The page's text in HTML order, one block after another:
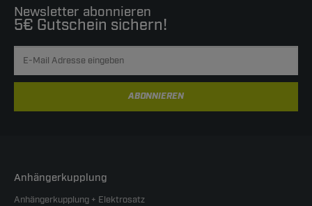
Newsletter abonnieren
5€ Gutschein sichern!
ABONNIEREN
Anhängerkupplung
Anhängerkupplung + Elektrosatz